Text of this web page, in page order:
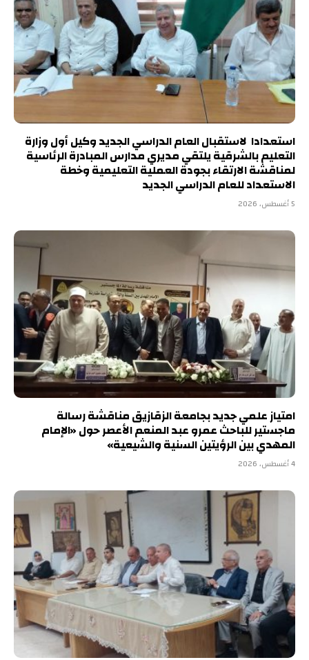
استعدادا لاستقبال العام الدراسي الجديد وكيل أول وزارة
التعليم بالشرقية يلتقي مديري مدارس المبادرة الرئاسية
لمناقشة الارتقاء بجودة العملية التعليمية وخطة
الاستعداد للعام الدراسي الجديد
5 أغسطس، 2026
امتياز علمي جديد بجامعة الزقازيق مناقشة رسالة
ماجستير للباحث عمرو عبد المنعم الأعصر حول «الإمام
المهدي بين الرؤيتين السنية والشيعية»
4 أغسطس، 2026